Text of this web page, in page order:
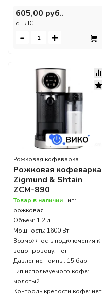
605,00 руб..
c НДС
- +
Рожковая кофеварка
Рожковая кофеварка
Zigmund & Shtain
ZCM-890
Товар в наличииТип:
рожковая
Объем: 1.2 л
Мощность: 1600 Вт
Возможность подключения к
водопроводу: нет
Давление помпы: 15 бар
Тип используемого кофе:
молотый
Контроль крепости кофе: нет